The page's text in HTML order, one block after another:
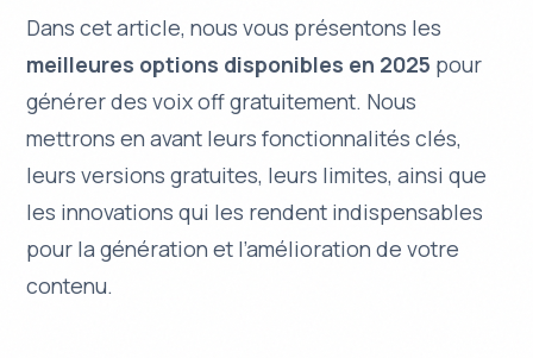
Dans cet article, nous vous présentons les
meilleures options disponibles en 2025 pour
générer des voix off gratuitement. Nous
mettrons en avant leursfonctionnalités clés,
leurs versions gratuites, leurs limites, ainsi que
les innovations qui les rendent indispensables
pour la génération et l’amélioration de votre
contenu.